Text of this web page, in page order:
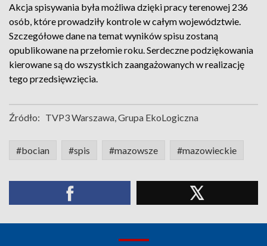
Akcja spisywania była możliwa dzięki pracy terenowej 236
osób, które prowadziły kontrole w całym województwie.
Szczegółowe dane na temat wyników spisu zostaną
opublikowane na przełomie roku. Serdeczne podziękowania
kierowane są do wszystkich zaangażowanych w realizację
tego przedsięwzięcia.
Źródło: TVP3 Warszawa, Grupa EkoLogiczna
#bocian #spis #mazowsze #mazowieckie